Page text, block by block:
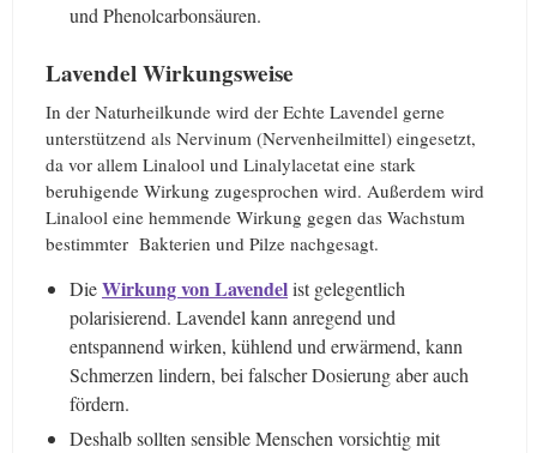
und Phenolcarbonsäuren.
Lavendel Wirkungsweise
In der Naturheilkunde wird der Echte Lavendel gerne
unterstützend als Nervinum (Nervenheilmittel) eingesetzt,
da vor allem Linalool und Linalylacetat eine stark
beruhigende Wirkung zugesprochen wird. Außerdem wird
Linalool eine hemmende Wirkung gegen das Wachstum
bestimmter Bakterien und Pilze nachgesagt.
DieWirkung von Lavendelist gelegentlich
polarisierend. Lavendel kann anregend und
entspannend wirken, kühlend und erwärmend, kann
Schmerzen lindern, bei falscher Dosierung aber auch
fördern.
Deshalb sollten sensible Menschen vorsichtig mit